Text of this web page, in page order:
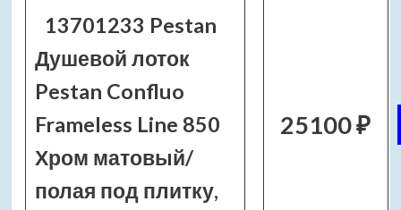
13701233 Pestan
Душевой лоток
Pestan Confluo
Frameless Line 850
Хром матовый/
полая под плитку,
25100 ₽